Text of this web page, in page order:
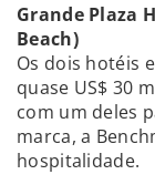
Grande Plaza
Beach)
Os dois hotéis
quase US$ 30
com um deles
marca, a
hospitalidade.